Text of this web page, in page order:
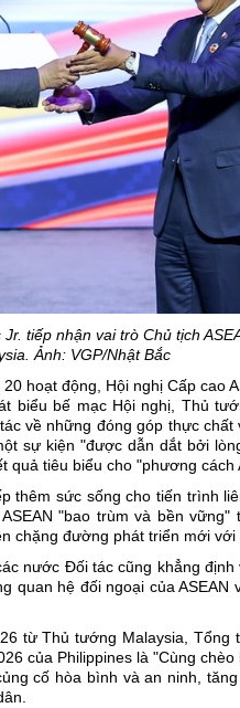
tiếp nhận vai trò Chủ tịch
Ảnh: VGP/Nhật Bắc
hoạt động, Hội nghị Cấp cao
biểu bế mạc Hội nghị, Thủ
về những đóng góp thực
sự kiện "được dẫn dắt bởi
quả tiêu biểu cho "phương cách
thêm sức sống cho tiến trình
"bao trùm và bền vững"
chặng đường phát triển mới với
nước Đối tác cũng khẳng
quan hệ đối ngoại của
từ Thủ tướng Malaysia, Tổng
của Philippines là "Cùng
cố hòa bình và an ninh,